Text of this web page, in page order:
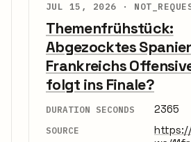
JUL 15, 2026 ·
Themenfrühstück:
Abgezocktes
Frankreichs
folgt ins Finale?
DURATION SECONDS 2365
SOURCE